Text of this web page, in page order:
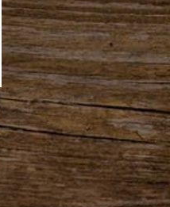
The Unleashed-
Ausgabe No. 25!